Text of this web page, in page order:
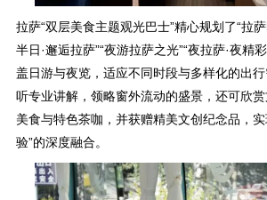
拉萨“双层美食主题观光巴士”精心规划了“拉
半日·邂逅拉萨”“夜游拉萨之光”“夜拉萨·夜精
盖日游与夜览，适应不同时段与多样化的出
听专业讲解，领略窗外流动的盛景，还可欣
美食与特色茶咖，并获赠精美文创纪念品，
验”的深度融合。